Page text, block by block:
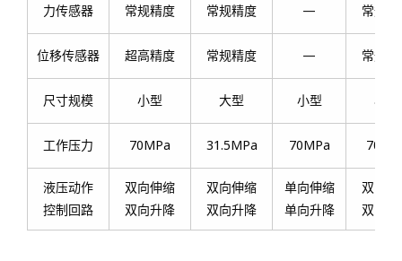
力传感器 常规精度 常规精度 — 常规
位移传感器 超高精度 常规精度 — 常规
尺寸规模 小型 大型 小型 小型
工作压力 70MPa 31.5MPa 70MPa
液压动作
控制回路
双向伸缩
双向升降
双向伸缩
双向升降
单向伸缩
单向升降
双向
双向